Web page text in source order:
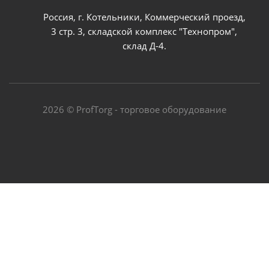
Россия, г. Котельники, Коммерческий проезд,
3 стр. 3, складской комплекс "Технопром",
склад Д-4.
2026 © ProfTorg - торговое оборудование